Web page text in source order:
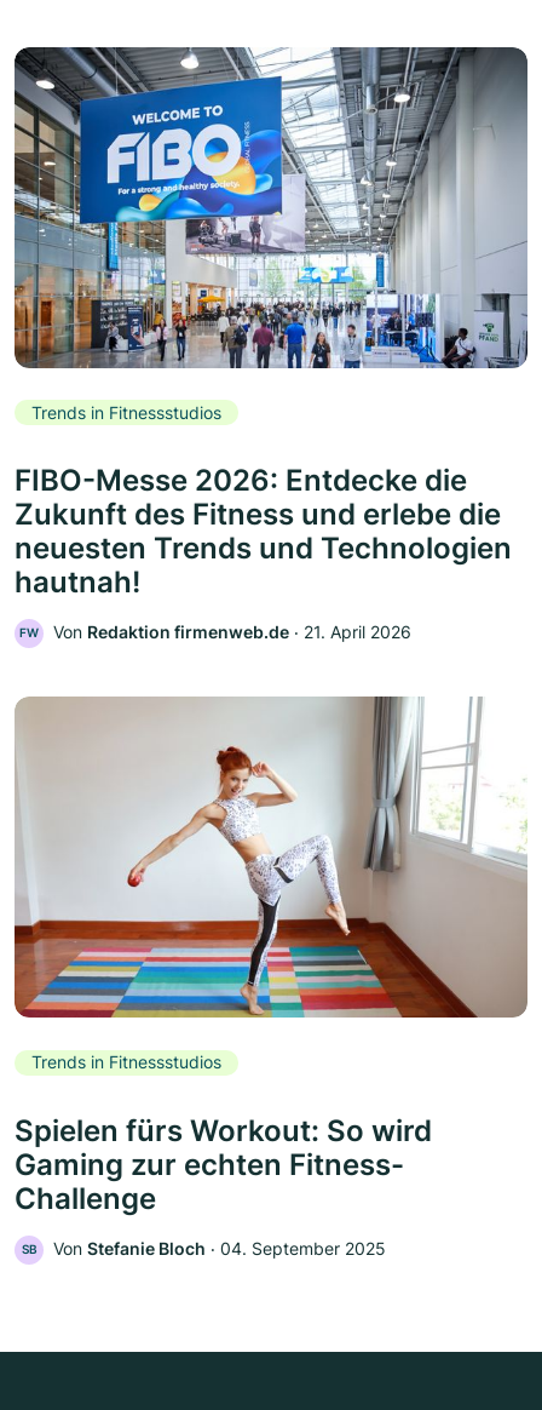
Trends in Fitnessstudios
FIBO-Messe 2026: Entdecke die
Zukunft des Fitness und erlebe die
neuesten Trends und Technologien
hautnah!
FW Von Redaktion firmenweb.de ‧ 21. April 2026
Trends in Fitnessstudios
Spielen fürs Workout: So wird
Gaming zur echten Fitness-
Challenge
SB Von Stefanie Bloch ‧ 04. September 2025